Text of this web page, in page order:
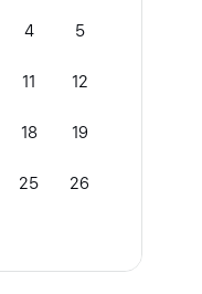
4 5
11 12
18 19
25 26